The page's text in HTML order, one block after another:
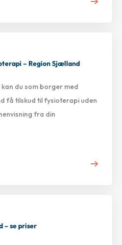
– Region Sjælland
du som borger med
få tilskud til fysioterapi uden
fra din
– se priser